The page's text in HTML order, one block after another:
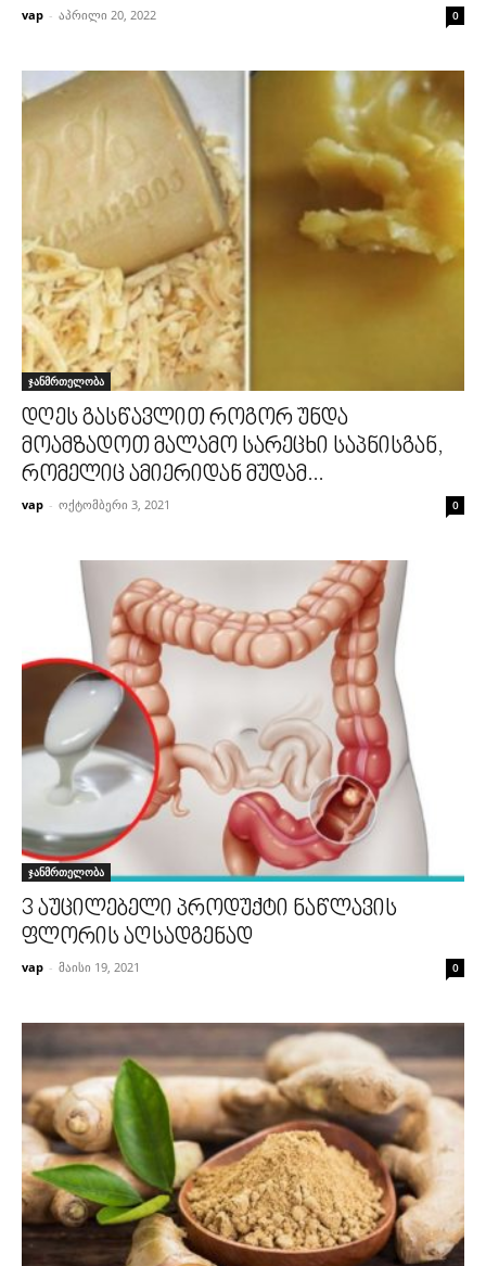
vap - აპრილი 20, 2022 0
ჯანმრთელობა
დღეს გასწავლით როგორ უნდა
მოამზადოთ მალამო სარეცხი საპნისგან,
რომელიც ამიერიდან მუდამ...
vap - ოქტომბერი 3, 2021 0
ჯანმრთელობა
3 აუცილებელი პროდუქტი ნაწლავის
ფლორის აღსადგენად
vap - მაისი 19, 2021 0